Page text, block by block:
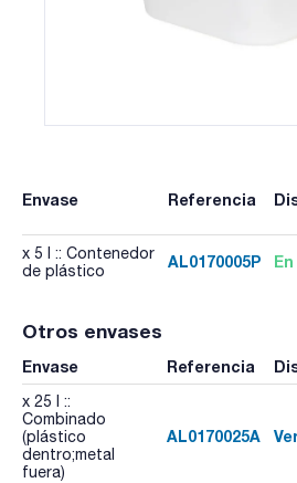
Envase Referencia
x 5 l :: Contenedor
de plástico
AL0170005P
Otros envases
Envase Referencia
x 25 l ::
Combinado
(plástico
dentro;metal
fuera)
AL0170025A